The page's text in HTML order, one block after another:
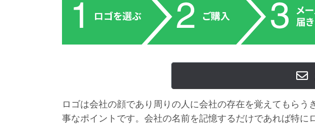
ロゴは会社の顔であり周りの人に会社の存在を覚えてもら
事なポイントです。会社の名前を記憶するだけであれば特に